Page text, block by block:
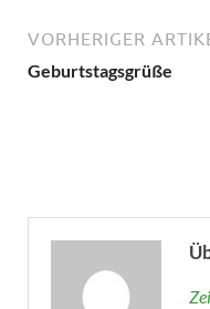
VORHERIGER
Geburtstagsgrüße